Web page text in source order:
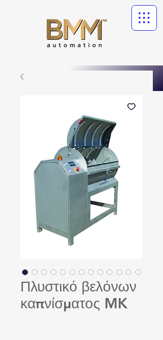
Πλυστικό βελόνων
καπνίσματος MK